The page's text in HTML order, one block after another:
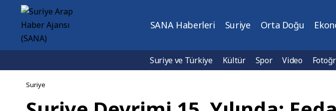
SANA Haberleri Suriye Orta Doğu
Suriye ve Türkiye Kültür Spor Video
Suriye